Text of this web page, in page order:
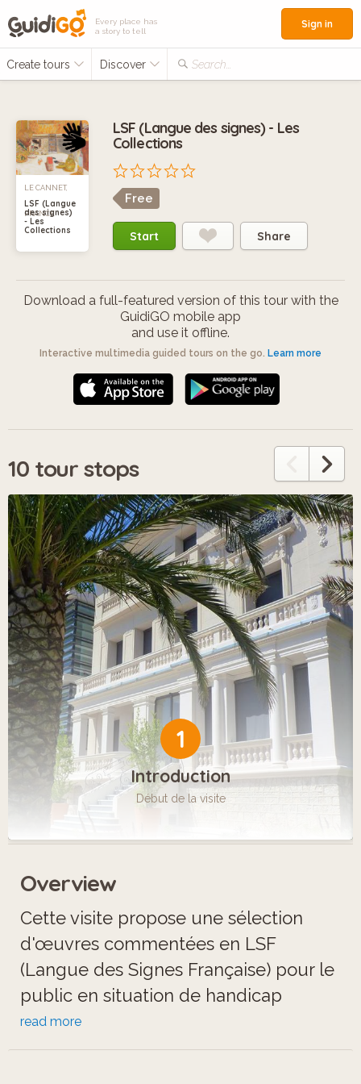
Every place has
a story to tell
Create tours Discover Search...
Sign in
LE CANNET,
FRANCE
LSF (Langue
des signes)
- Les
Collections
LSF (Langue des signes) - Les
Collections
Free
Start Share
Download a full-featured version of this tour with the
GuidiGO mobile app
and use it offline.
Interactive multimedia guided tours on the go. Learn more
10 tour stops
1
Introduction
Début de la visite
Overview
Cette visite propose une sélection
d'œuvres commentées en LSF
(Langue des Signes Française) pour le
public en situation de handicap
auditif.
read more